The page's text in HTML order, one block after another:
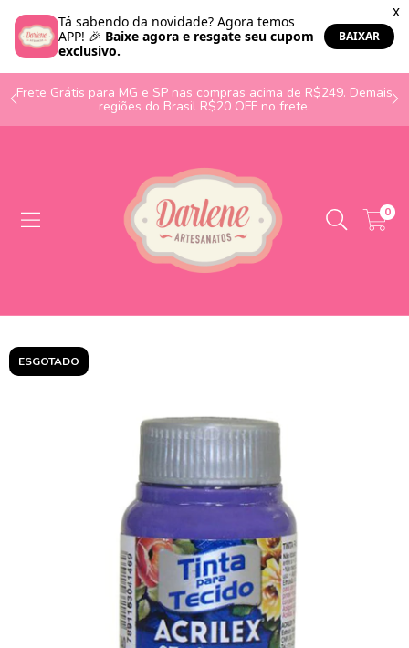
Frete Grátis para MG e SP nas compras acima de R$249. Demais
regiões do Brasil R$20 OFF no frete.
0
ESGOTADO